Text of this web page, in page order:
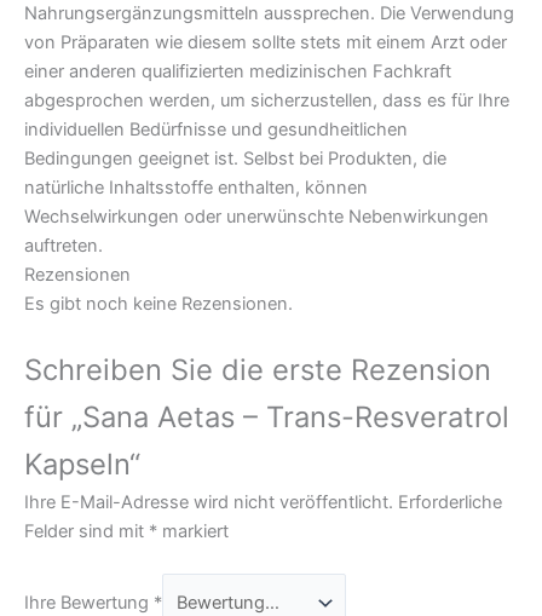
Nahrungsergänzungsmitteln aussprechen. Die Verwendung
von Präparaten wie diesem sollte stets mit einem Arzt oder
einer anderen qualifizierten medizinischen Fachkraft
abgesprochen werden, um sicherzustellen, dass es für Ihre
individuellen Bedürfnisse und gesundheitlichen
Bedingungen geeignet ist. Selbst bei Produkten, die
natürliche Inhaltsstoffe enthalten, können
Wechselwirkungen oder unerwünschte Nebenwirkungen
auftreten.
Rezensionen
Es gibt noch keine Rezensionen.
Schreiben Sie die erste Rezension
für „Sana Aetas – Trans-Resveratrol
Kapseln“
Ihre E-Mail-Adresse wird nicht veröffentlicht. Erforderliche
Felder sind mit * markiert
Ihre Bewertung *